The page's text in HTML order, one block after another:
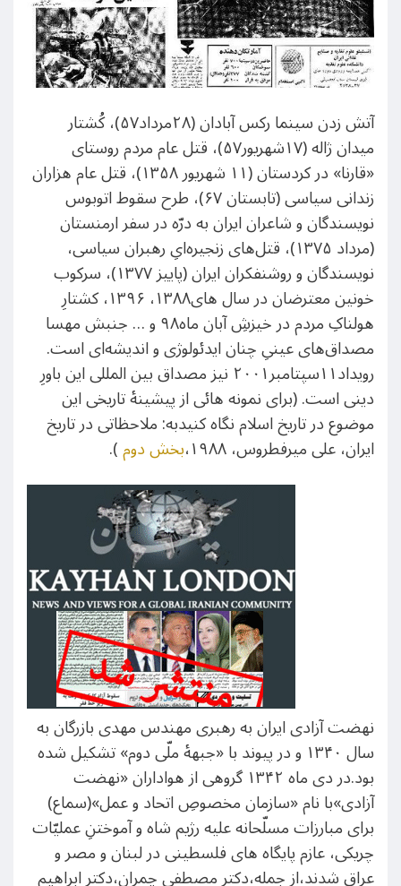
آتش زدن سینما رکس آبادان (۲۸مرداد۵۷)، کُشتار
میدان ژاله (۱۷شهریور۵۷)، قتل عام مردم روستای
«قارنا» در کردستان (۱۱ شهریور ۱۳۵۸)، قتل عام هزاران
زندانی سیاسی (تابستان ۶۷)، طرح سقوط اتوبوس
نویسندگان و شاعران ایران به درّه در سفر ارمنستان
(مرداد ۱۳۷۵)، قتل‌های زنجیره‌ایِ رهبران سیاسی،
نویسندگان و روشنفکران ایران (پاییز ۱۳۷۷)، سرکوب
خونین معترضان در سال های۱۳۸۸، ۱۳۹۶، کشتارِ
هولناکِ مردم در خیزشِ آبان ماه۹۸ و … جنبش مهسا
مصداق‌های عینیِ چنان ایدئولوژی و اندیشه‌ای است.
رویداد۱۱سپتامبر۲۰۰۱ نیز مصداق بین المللی این باورِ
دینی است. (برای نمونه هائی از پیشینۀ تاریخی این
موضوع در تاریخ اسلام نگاه کنیدبه: ملاحظاتی در تاریخ
ایران، علی میرفطروس، ۱۹۸۸، بخش دوم).
نهضت آزادی ایران به رهبری مهندس مهدی بازرگان به
سال ۱۳۴۰ و در پیوند با «جبهۀ ملّی دوم» تشکیل شده
بود.در دی ماه ۱۳۴۲ گروهی از هواداران «نهضت
آزادی»با نام «سازمان مخصوصِ اتحاد و عمل»(سماع)
برای مبارزات مسلّحانه علیه رژیم شاه و آموختنِ عملیّات
چریکی، عازم پایگاه های فلسطینی در لبنان و مصر و
عراق شدند،از جمله،دکتر مصطفی چمران،دکتر ابراهیم